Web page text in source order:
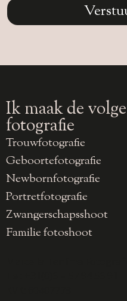
Ik maak de
fotografie
Trouwfotografie
Geboortefotografie
Newbornfotografie
Portretfotografie
Zwangerschapsshoot
Familie fotoshoot